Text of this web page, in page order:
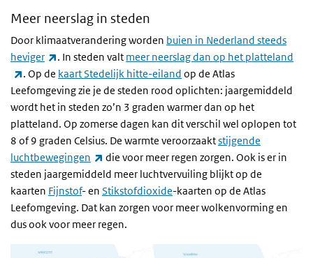
Meer neerslag in steden
Door klimaatverandering worden buien in Nederland steeds
heviger
(externe link)
. In steden valt meer neerslag dan op het platteland
(externe link)
. Op de kaart Stedelijk hitte-eiland op de Atlas
Leefomgeving zie je de steden rood oplichten: jaargemiddeld
wordt het in steden zo’n 3 graden warmer dan op het
platteland. Op zomerse dagen kan dit verschil wel oplopen tot
8 of 9 graden Celsius. De warmte veroorzaaktstijgende
luchtbewegingen
(externe link)
die voor meer regen zorgen. Ook is er in
steden jaargemiddeld meer luchtvervuiling blijkt op de
kaarten Fijnstof- en Stikstofdioxide-kaarten op de Atlas
Leefomgeving. Dat kan zorgen voor meer wolkenvorming en
dus ook voor meer regen.